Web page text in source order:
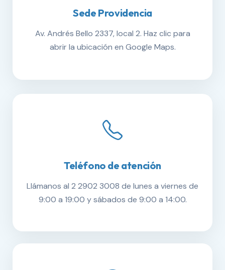
Sede Providencia
Av. Andrés Bello 2337, local 2. Haz clic para
abrir la ubicación en Google Maps.
Teléfono de atención
Llámanos al 2 2902 3008 de lunes a viernes de
9:00 a 19:00 y sábados de 9:00 a 14:00.